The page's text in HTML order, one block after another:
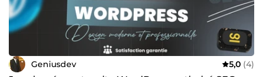
Geniusdev 5,0 (4)